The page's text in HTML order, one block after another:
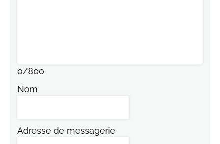
0/800
Nom
Adresse de messagerie